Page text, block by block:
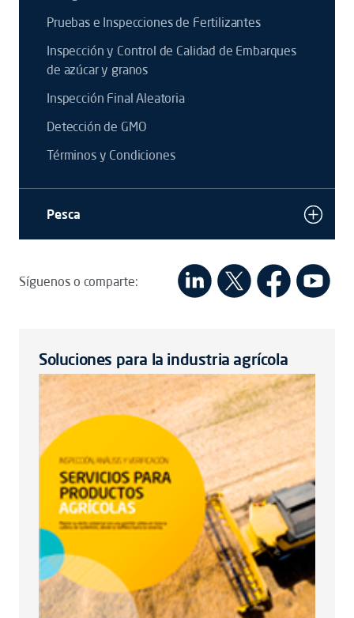
Pruebas e Inspecciones de Fertilizantes
Inspección y Control de Calidad de Embarques
de azúcar y granos
Inspección Final Aleatoria
Detección de GMO
Términos y Condiciones
Pesca
Síguenos o comparte:
Soluciones para la industria agrícola